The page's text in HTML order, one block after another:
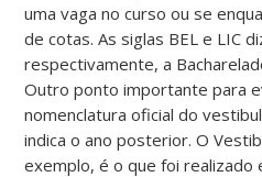
uma vaga no curso ou se
de cotas. As siglas BEL e LIC
respectivamente, a
Outro ponto importante para
nomenclatura oficial do
indica o ano posterior. O
exemplo, é o que foi realizado